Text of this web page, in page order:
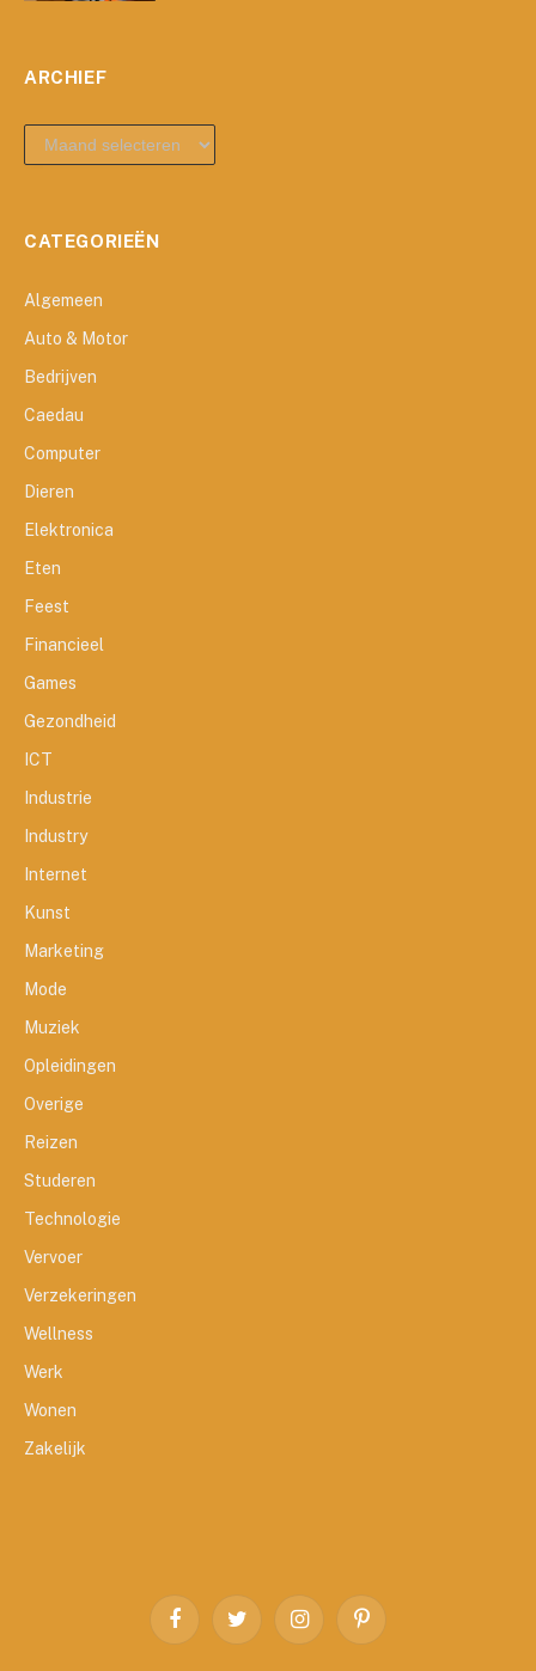
ARCHIEF
archief
CATEGORIEËN
Algemeen
Auto & Motor
Bedrijven
Caedau
Computer
Dieren
Elektronica
Eten
Feest
Financieel
Games
Gezondheid
ICT
Industrie
Industry
Internet
Kunst
Marketing
Mode
Muziek
Opleidingen
Overige
Reizen
Studeren
Technologie
Vervoer
Verzekeringen
Wellness
Werk
Wonen
Zakelijk
FacebookTwitter InstagramPinterest